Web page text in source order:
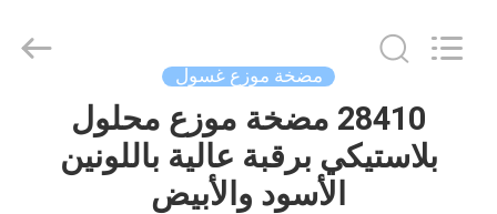
منزل،
Industry
مضخة موزع غسول
28410 مضخة موزع محلول
بلاستيكي برقبة عالية باللونين
الأسود والأبيض